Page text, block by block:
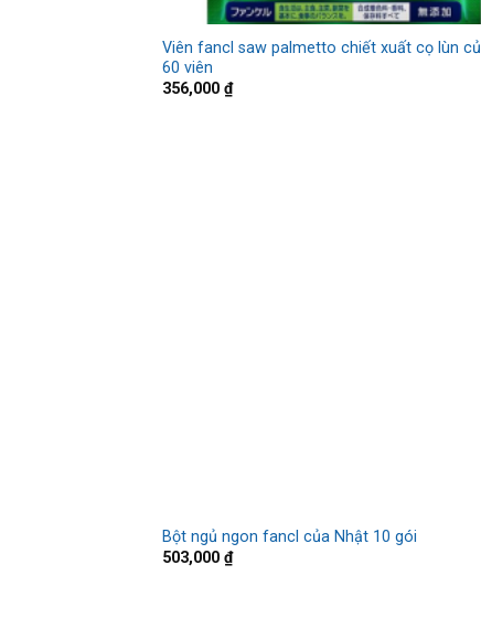
Viên fancl saw palmetto chiết xuất cọ lùn
60 viên
356,000 ₫
Bột ngủ ngon fancl của Nhật 10 gói
503,000 ₫